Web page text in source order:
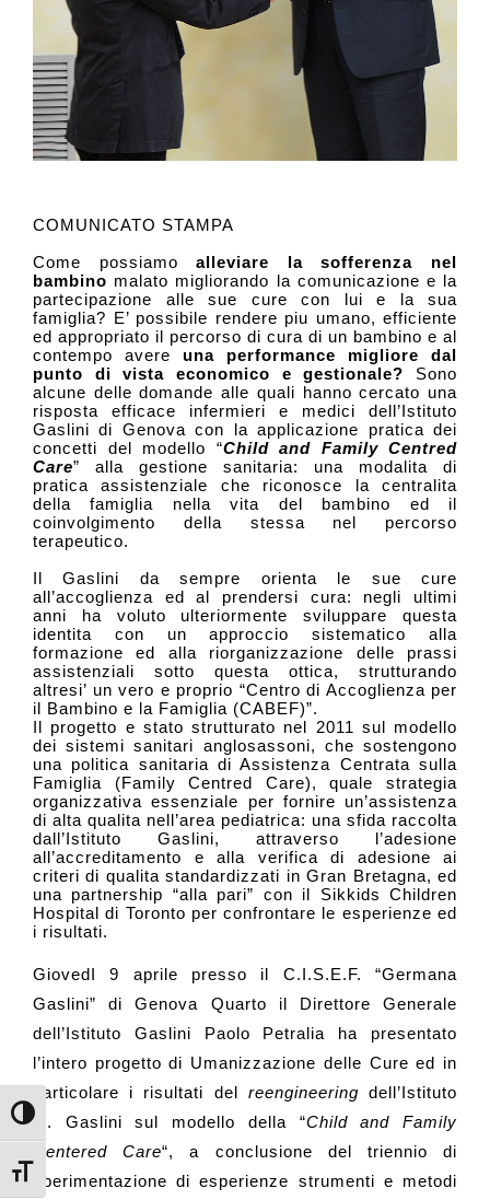
Attiva/disattiva alto contrasto
Attiva/disattiva dimensione testo
COMUNICATO STAMPA
Come possiamoalleviare la sofferenza nel
bambino malato migliorando la comunicazione e la
partecipazione alle sue cure con lui e la sua
famiglia? E’ possibile rendere piu umano, efficiente
ed appropriato il percorso di cura di un bambino e al
contempo avere una performance migliore dal
punto di vista economico e gestionale? Sono
alcune delle domande alle quali hanno cercato una
risposta efficace infermieri e medici dell’Istituto
Gaslini di Genova con la applicazione pratica dei
concetti del modello “Child and Family Centred
Care” alla gestione sanitaria: una
modalita di
pratica assistenziale che riconosce la centralita
della famiglia nella vita del bambino ed il
coinvolgimento della stessa nel percorso
terapeutico.
Il Gaslini da sempre orienta le sue cure
all’accoglienza ed al prendersi cura: negli ultimi
anni ha voluto ulteriormente sviluppare questa
identita con un approccio sistematico alla
formazione ed alla riorganizzazione delle prassi
assistenziali sotto questa ottica, strutturando
altresi’ un vero e proprio “Centro di Accoglienza per
il Bambino e la Famiglia (CABEF)”.
Il progetto e stato strutturato nel 2011 sul modello
dei sistemi sanitari anglosassoni, che sostengono
una politica sanitaria di Assistenza Centrata sulla
Famiglia (Family Centred Care), quale strategia
organizzativa essenziale per fornire un’assistenza
di alta qualita nell’area pediatrica: una sfida raccolta
dall’Istituto Gaslini, attraverso l’adesione
all’accreditamento e alla verifica di adesione ai
criteri di qualita standardizzati in Gran Bretagna, ed
una partnership “alla pari” con il Sikkids Children
Hospital di Toronto per confrontare le esperienze ed
i risultati.
GiovedI 9 aprile presso il C.I.S.E.F. “Germana
Gaslini” di Genova Quarto il Direttore Generale
dell’Istituto Gaslini Paolo Petralia ha presentato
l’intero progetto di Umanizzazione delle Cure ed in
particolare i risultati del reengineering dell’Istituto
G. Gaslini sul modello della “Child and Family
Centered Care“, a conclusione del triennio di
sperimentazione diesperienze strumenti e metodi